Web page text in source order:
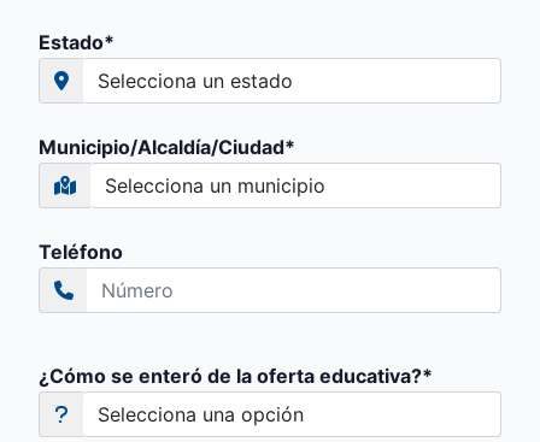
Estado*
Municipio/Alcaldía/Ciudad*
Teléfono
¿Cómo se enteró de la oferta educativa?*